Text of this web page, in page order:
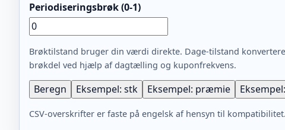
Periodiseringsbrøk (0-1)
Brøktilstand bruger din værdi direkte. Dage-tilstand
brøkdel ved hjælp af dagtælling og kuponfrekvens.
Beregn Eksempel: stk Eksempel: præmie
CSV-overskrifter er faste på engelsk af hensyn til kompatibilitet.